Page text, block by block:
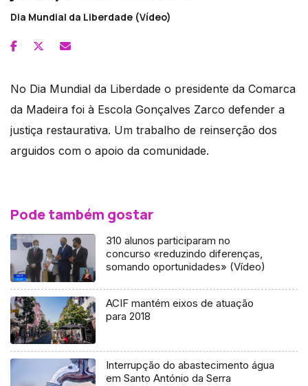
Dia Mundial da Liberdade (Vídeo)
No Dia Mundial da Liberdade o presidente da Comarca
da Madeira foi à Escola Gonçalves Zarco defender a
justiça restaurativa. Um trabalho de reinserção dos
arguidos com o apoio da comunidade.
Pode também gostar
310 alunos participaram no
concurso «reduzindo diferenças,
somando oportunidades» (Vídeo)
ACIF mantém eixos de atuação
para 2018
Interrupção do abastecimento água
em Santo António da Serra